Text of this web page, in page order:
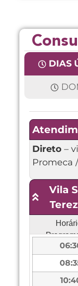
DIAS
Direto –
Promeca
Vila